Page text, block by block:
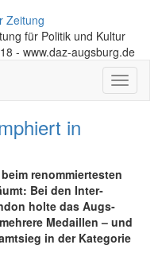
Zeitung
für Politik und Kultur
- www.daz-augsburg.de
Toggle
in
renom­mier­testen
Bei den Inter­
holte das Augs­
Medaillen – und
in der Kategorie